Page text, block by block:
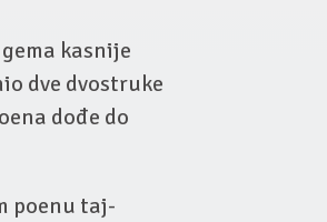
kasnije
dve dvostruke
dođe do
poenu taj-